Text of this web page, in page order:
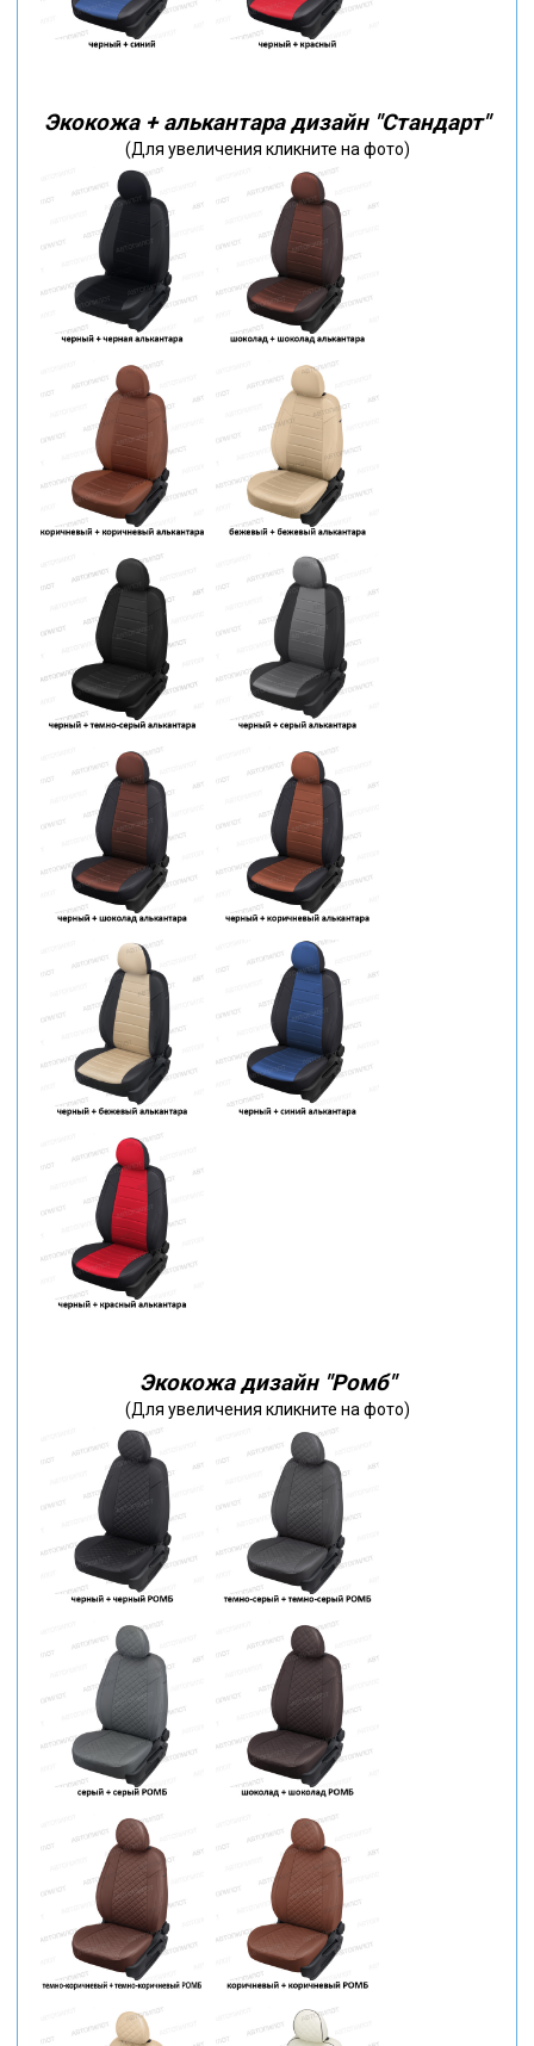
Экокожа + алькантара дизайн "Стандарт"
(Для увеличения кликните на фото)
Экокожа дизайн "Ромб"
(Для увеличения кликните на фото)